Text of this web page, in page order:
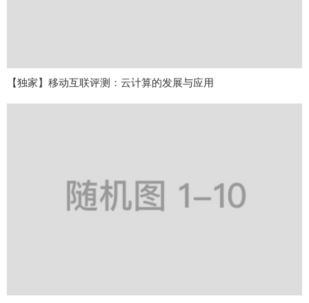
【独家】移动互联评测：云计算的发展与应用